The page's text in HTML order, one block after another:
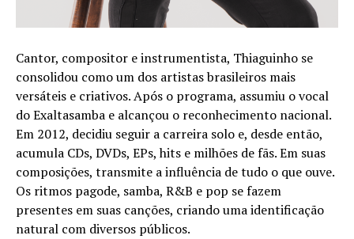
Cantor, compositor e instrumentista, Thiaguinho se
consolidou como um dos artistas brasileiros mais
versáteis e criativos. Após o programa, assumiu o vocal
do Exaltasamba e alcançou o reconhecimento nacional.
Em 2012, decidiu seguir a carreira solo e, desde então,
acumula CDs, DVDs, EPs, hits e milhões de fãs. Em suas
composições, transmite a influência de tudo o que ouve.
Os ritmos pagode, samba, R&B e pop se fazem
presentes em suas canções, criando uma identificação
natural com diversos públicos.